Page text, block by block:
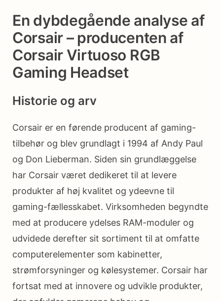
En dybdegående analyse af
Corsair – producenten af
Corsair Virtuoso RGB
Gaming Headset
Historie og arv
Corsair er en førende producent af gaming-
tilbehør og blev grundlagt i 1994 af Andy Paul
og Don Lieberman. Siden sin grundlæggelse
har Corsair været dedikeret til at levere
produkter af høj kvalitet og ydeevne til
gaming-fællesskabet. Virksomheden begyndte
med at producere ydelses RAM-moduler og
udvidede derefter sit sortiment til at omfatte
computerelementer som kabinetter,
strømforsyninger og kølesystemer. Corsair har
fortsat med at innovere og udvikle produkter,